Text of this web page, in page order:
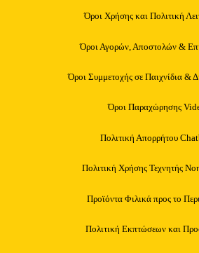
Όροι Χρήσης και Πολιτική
Όροι Αγορών, Αποστολών &
Όροι Συμμετοχής σε Παιχνίδια &
Όροι Παραχώρησης
Πολιτική Απορρήτου
Πολιτική Χρήσης Τεχνητής
Προϊόντα Φιλικά προς το
Πολιτική Εκπτώσεων και